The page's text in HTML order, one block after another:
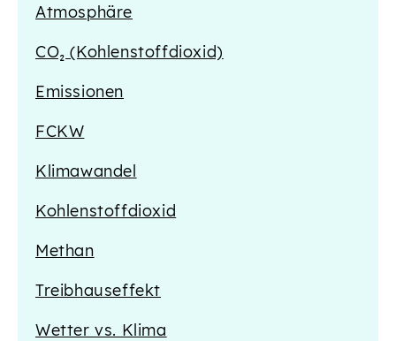
Atmosphäre
CO₂ (Kohlenstoffdioxid)
Emissionen
FCKW
Klimawandel
Kohlenstoffdioxid
Methan
Treibhauseffekt
Wetter vs. Klima